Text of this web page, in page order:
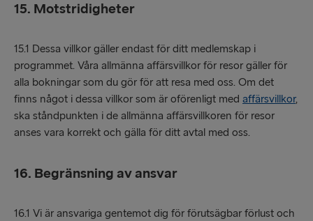
15. Motstridigheter
15.1 Dessa villkor gäller endast för ditt medlemskap i
programmet. Våra allmänna affärsvillkor för resor gäller för
alla bokningar som du gör för att resa med oss. Om det
finns något i dessa villkor som är oförenligt med affärsvillkor,
ska ståndpunkten i de allmänna affärsvillkoren för resor
anses vara korrekt och gälla för ditt avtal med oss.
16. Begränsning av ansvar
16.1 Vi är ansvariga gentemot dig för förutsägbar förlust och